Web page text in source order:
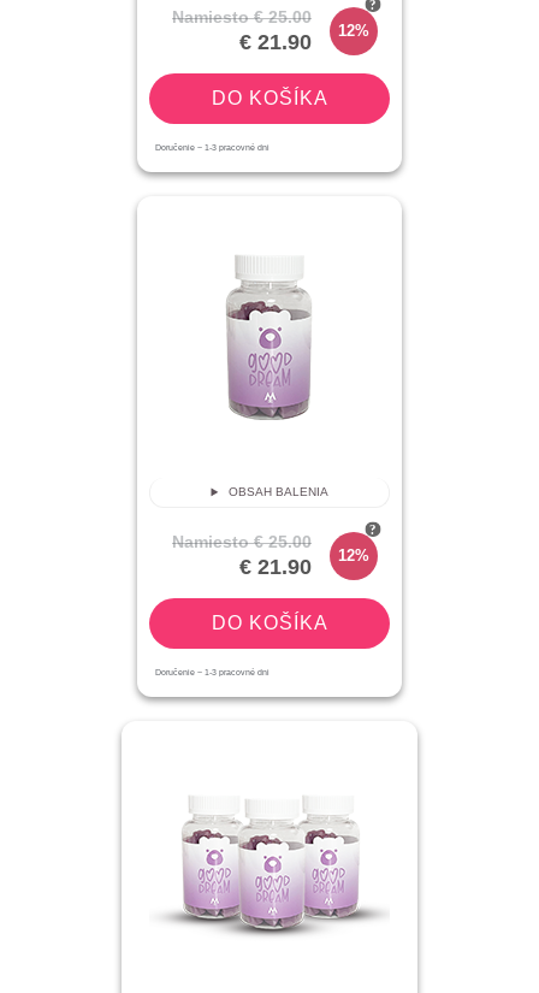
Namiesto € 25.00
€ 21.90 12%
DO KOŠÍKA
Doručenie ~ 1-3 pracovné dni
OBSAH BALENIA
Namiesto € 25.00
€ 21.90 12%
DO KOŠÍKA
Doručenie ~ 1-3 pracovné dni